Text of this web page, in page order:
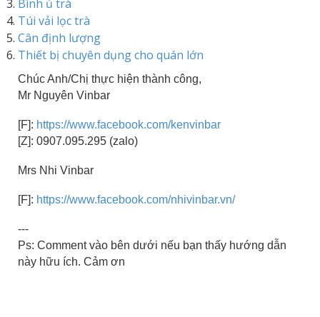
Bình ủ trà
Túi vải lọc trà
Cân định lượng
Thiết bị chuyên dụng cho quán lớn
Chúc Anh/Chị thực hiện thành công,
Mr Nguyên Vinbar
[F]: https://www.facebook.com/kenvinbar
[Z]: 0907.095.295 (zalo)
Mrs Nhi Vinbar
[F]: https://www.facebook.com/nhivinbar.vn/
---
Ps: Comment vào bên dưới nếu bạn thấy hướng dẫn
này hữu ích. Cảm ơn